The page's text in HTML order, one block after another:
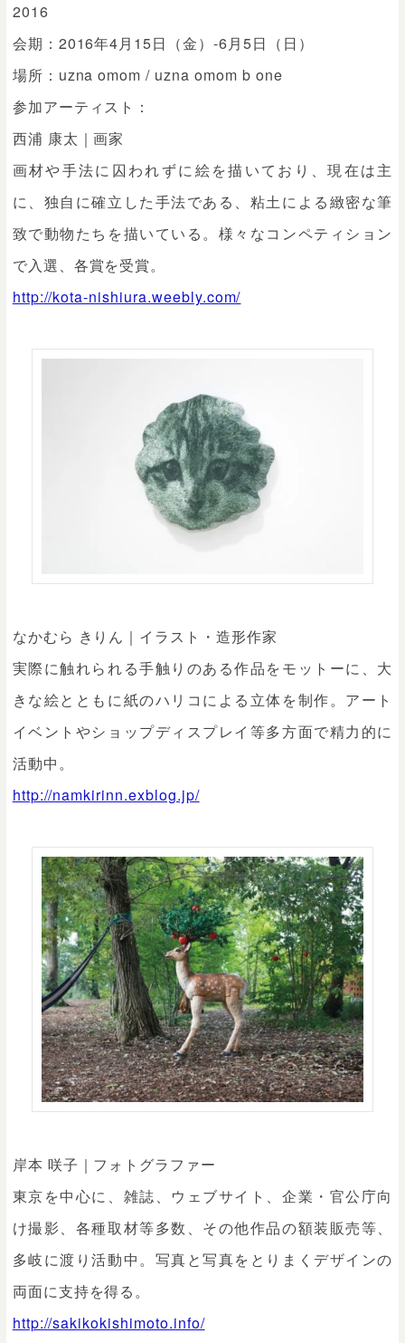
2016
会期：2016年4月15日（金）-6月5日（日）
場所：uzna omom / uzna omom b one
参加アーティスト：
西浦 康太｜画家
画材や手法に囚われずに絵を描いており、現在は主
に、独自に確立した手法である、粘土による緻密な筆
致で動物たちを描いている。様々なコンペティション
で入選、各賞を受賞。
http://kota-nishiura.weebly.com/
なかむら きりん｜イラスト・造形作家
実際に触れられる手触りのある作品をモットーに、大
きな絵とともに紙のハリコによる立体を制作。アート
イベントやショップディスプレイ等多方面で精力的に
活動中。
http://namkirinn.exblog.jp/
岸本 咲子｜フォトグラファー
東京を中心に、雑誌、ウェブサイト、企業・官公庁向
け撮影、各種取材等多数、その他作品の額装販売等、
多岐に渡り活動中。写真と写真をとりまくデザインの
両面に支持を得る。
http://sakikokishimoto.info/